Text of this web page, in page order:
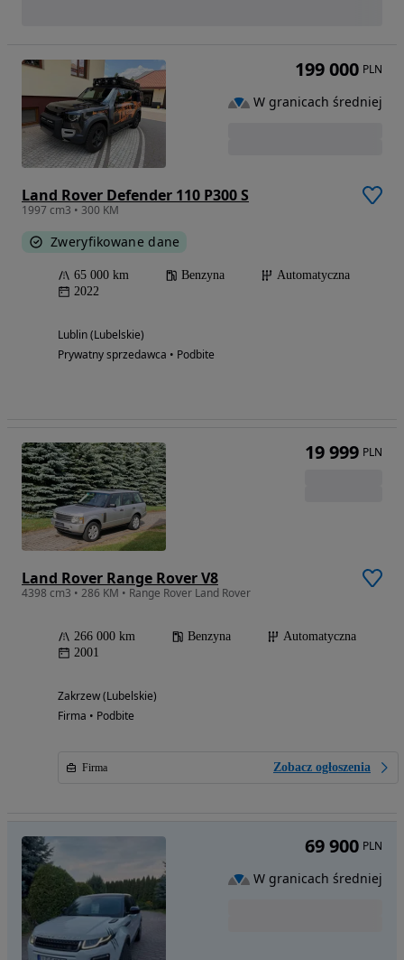
Land Rover Defender 110 P300 S
1997 cm3 • 300 KM
Zweryfikowane dane
65 000 km Benzyna
Automatyczna
2022
Lublin (Lubelskie)
Prywatny sprzedawca • Podbite
199 000 PLN
W granicach średniej
Land Rover Range Rover V8
4398 cm3 • 286 KM • Range Rover Land Rover
266 000 km Benzyna
Automatyczna
2001
Zakrzew (Lubelskie)
Firma • Podbite
Firma Zobacz ogłoszenia
19 999 PLN
69 900 PLN
W granicach średniej